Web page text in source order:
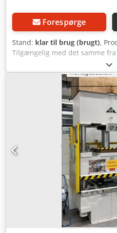
Forespørge
Stand: klar til brug (brugt),
Tilgængelig med det samme
enkolonnepresse, Edelhoff Type
Maskinen overholder de
Trykkapacitet 45 ton Bord
mm Motor 7,5 kW Vægt 6 ton
styrestifter på det øverste
skrues ud og udskiftes.
fejlfrit. Pris: 3.000 euro +